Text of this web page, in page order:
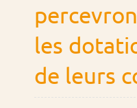
les
de leurs